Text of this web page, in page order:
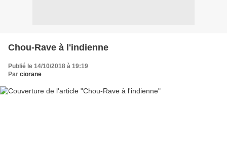
Chou-Rave à l'indienne
Publié le 14/10/2018 à 19:19
Par ciorane